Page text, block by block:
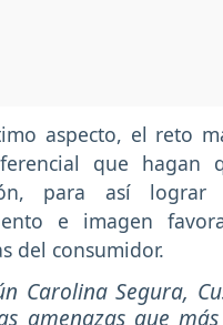
aspecto, el reto
que
para así
e imagen
del consumidor.
Carolina Segura,
amenazas que